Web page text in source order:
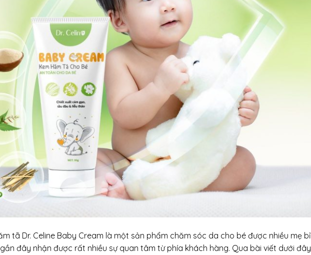
tã Dr. Celine Baby Cream là một sản phẩm chăm sóc da cho bé được nhiều mẹ
đây nhận được rất nhiều sự quan tâm từ phía khách hàng. Qua bài viết dưới